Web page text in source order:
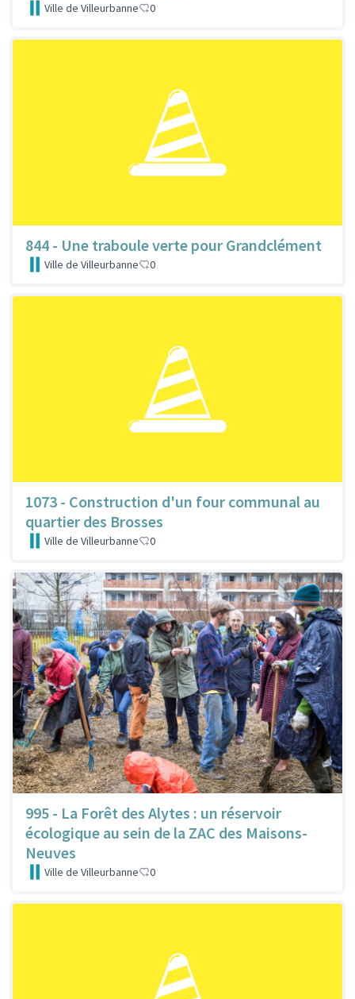
Ville de Villeurbanne 0
844 - Une traboule verte pour Grandclément
Ville de Villeurbanne 0
1073 - Construction d'un four communal au
quartier des Brosses
Ville de Villeurbanne 0
995 - La Forêt des Alytes : un réservoir
écologique au sein de la ZAC des Maisons-
Neuves
Ville de Villeurbanne 0